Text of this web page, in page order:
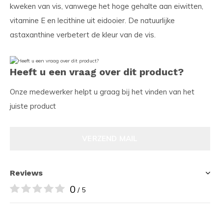
kweken van vis, vanwege het hoge gehalte aan eiwitten,
vitamine E en lecithine uit eidooier. De natuurlijke
astaxanthine verbetert de kleur van de vis.
Heeft u een vraag over dit product?
Onze medewerker helpt u graag bij het vinden van het
juiste product
Reviews
0 / 5